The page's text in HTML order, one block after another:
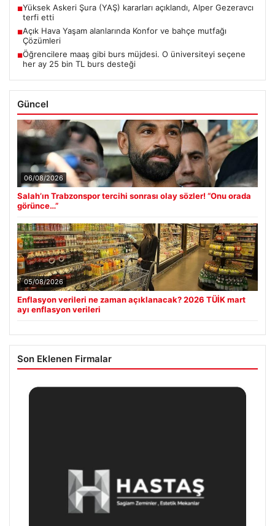
■Yüksek Askeri Şura (YAŞ) kararları açıklandı, Alper Gezeravcı
terfi etti
■Açık Hava Yaşam alanlarında Konfor ve bahçe mutfağı
Çözümleri
■Öğrencilere maaş gibi burs müjdesi. O üniversiteyi seçene
her ay 25 bin TL burs desteği
Güncel
06/08/2026
Salah’ın Trabzonspor tercihi sonrası olay sözler! “Onu orada
görünce…”
05/08/2026
Enflasyon verileri ne zaman açıklanacak? 2026 TÜİK mart
ayı enflasyon verileri
Son Eklenen Firmalar